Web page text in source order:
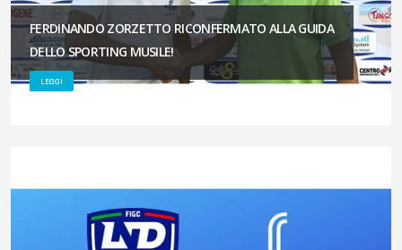
FERDINANDO ZORZETTO RICONFERMATO ALLA GUIDA
DELLO SPORTING MUSILE!
LEGGI